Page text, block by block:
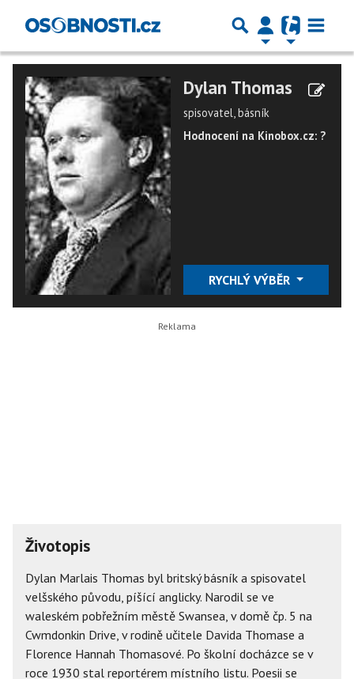
Dylan Thomas
spisovatel, básník
Hodnocení na Kinobox.cz: ?
RYCHLÝ VÝBĚR
Životopis
Dylan Marlais Thomas byl britský básník a spisovatel
velšského původu, píšící anglicky. Narodil se ve
waleském pobřežním městě Swansea, v domě čp. 5 na
Cwmdonkin Drive, v rodině učitele Davida Thomase a
Florence Hannah Thomasové. Po školní docházce se v
roce 1930 stal reportérem místního listu. Poesii se